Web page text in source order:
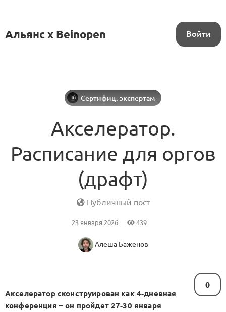
Альянс x Beinopen Войти
Сертифиц. экспертам
Акселератор.
Расписание для оргов
(драфт)
Публичный пост
23 января 2026 439
Алеша Баженов
0
Акселератор сконструирован как 4-дневная
конференция – он пройдет 27-30 января